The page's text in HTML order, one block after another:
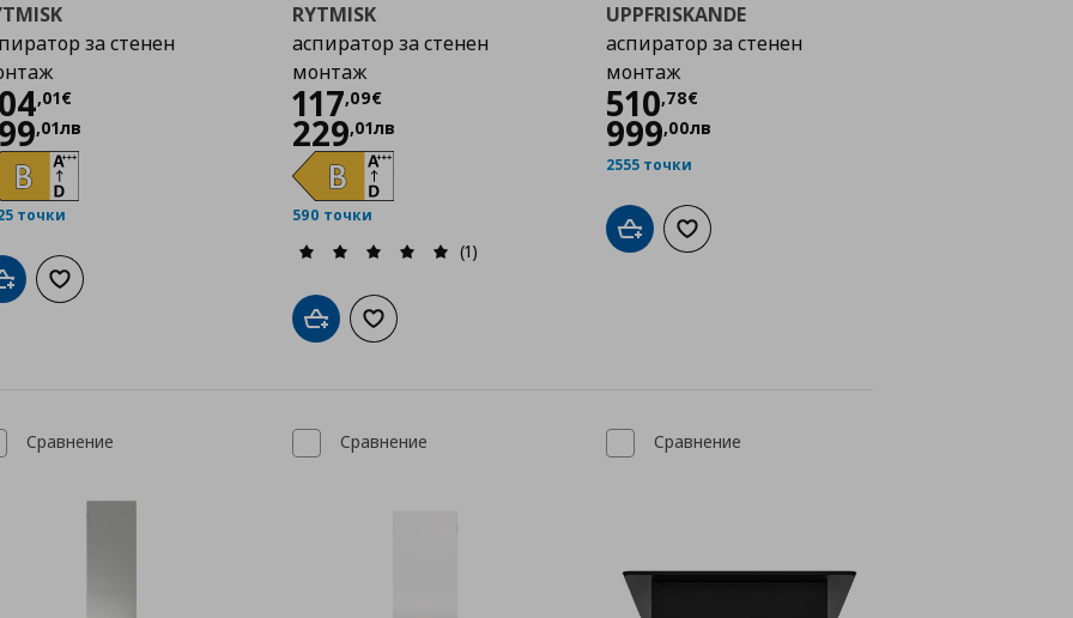
за стенен
,01€
,01лв
точки
Добави в кошницата
Добави към списъка с любими
RYTMISK
аспиратор за стенен
монтаж
117,09€
Цена
229,01лв
590 точки
(1)
Добави в кошницата
Добави към списъка с любими
UPPFRISKANDE
аспиратор за стенен
монтаж
510,78€
Цена
999,00лв
2555 точки
Добави в кошницата
Добави към списъка с любими
Сравнение Сравнение Сравнение